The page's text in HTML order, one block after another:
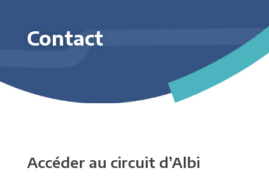
Contact
Accéder au circuit d’Albi